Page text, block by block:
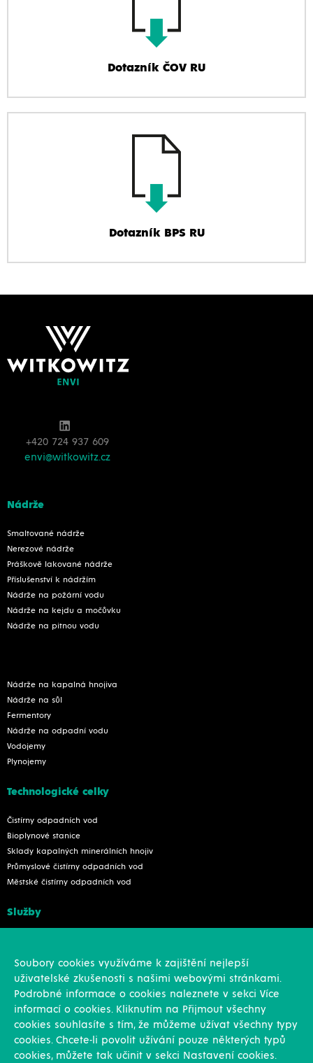
Dotazník ČOV RU
Dotazník BPS RU
+420 724 937 609
envi@witkowitz.cz
Nádrže
Smaltované nádrže
Nerezové nádrže
Práškově lakované nádrže
Příslušenství k nádržím
Nádrže na požární vodu
Nádrže na kejdu a močůvku
Nádrže na pitnou vodu
Nádrže na kapalná hnojiva
Nádrže na sůl
Fermentory
Nádrže na odpadní vodu
Vodojemy
Plynojemy
Technologické celky
Čistírny odpadních vod
Bioplynové stanice
Sklady kapalných minerálních hnojiv
Průmyslové čistírny odpadních vod
Městské čistírny odpadních vod
Služby
Soubory cookies využíváme k zajištění nejlepší
uživatelské zkušenosti s našimi webovými stránkami.
Podrobné informace o cookies naleznete v sekci Více
informací o cookies. Kliknutím na Přijmout všechny
cookies souhlasíte s tím, že můžeme užívat všechny typy
cookies. Chcete-li povolit užívání pouze některých typů
cookies, můžete tak učinit v sekci Nastavení cookies.